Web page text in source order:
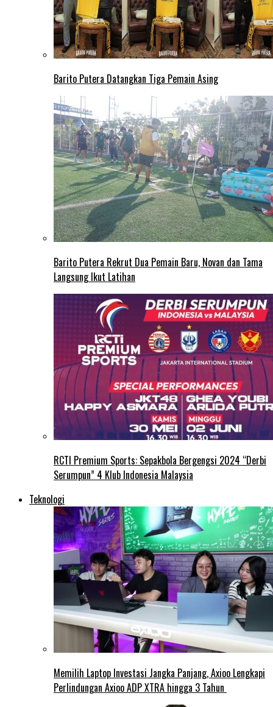
Barito Putera Datangkan Tiga Pemain Asing
Barito Putera Rekrut Dua Pemain Baru, Novan dan Tama
Langsung Ikut Latihan
RCTI Premium Sports: Sepakbola Bergengsi 2024 “Derbi
Serumpun” 4 Klub Indonesia Malaysia
Teknologi
Memilih Laptop Investasi Jangka Panjang, Axioo Lengkapi
Perlindungan Axioo ADP XTRA hingga 3 Tahun